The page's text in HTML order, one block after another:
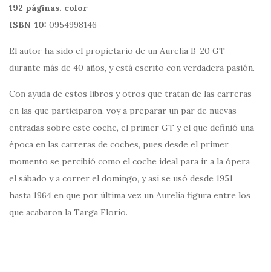
192 páginas. color
ISBN-10: 0954998146
El autor ha sido el propietario de un Aurelia B-20 GT
durante más de 40 años, y está escrito con verdadera pasión.
Con ayuda de estos libros y otros que tratan de las carreras
en las que participaron, voy a preparar un par de nuevas
entradas sobre este coche, el primer GT y el que definió una
época en las carreras de coches, pues desde el primer
momento se percibió como el coche ideal para ir a la ópera
el sábado y a correr el domingo, y así se usó desde 1951
hasta 1964 en que por última vez un Aurelia figura entre los
que acabaron la Targa Florio.